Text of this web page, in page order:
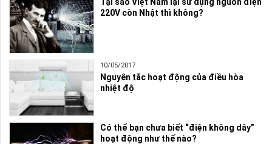
220V còn Nhật thì không?
10/05/2017
Nguyên tắc hoạt động của điều hòa
nhiệt độ
Có thể bạn chưa biết “điện không dây”
hoạt động như thế nào?